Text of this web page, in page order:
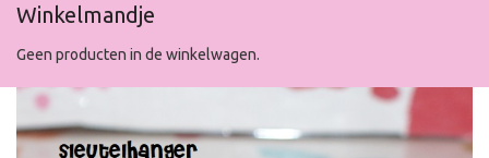
Winkelmandje
Geen producten in de winkelwagen.